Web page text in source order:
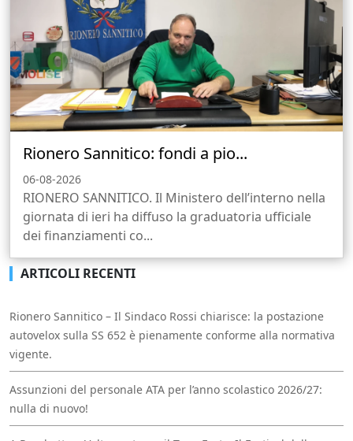
Rionero Sannitico: fondi a pio...
06-08-2026
RIONERO SANNITICO. Il Ministero dell’interno nella
giornata di ieri ha diffuso la graduatoria ufficiale
dei finanziamenti co...
ARTICOLI RECENTI
Rionero Sannitico – Il Sindaco Rossi chiarisce: la postazione
autovelox sulla SS 652 è pienamente conforme alla normativa
vigente.
Assunzioni del personale ATA per l’anno scolastico 2026/27:
nulla di nuovo!